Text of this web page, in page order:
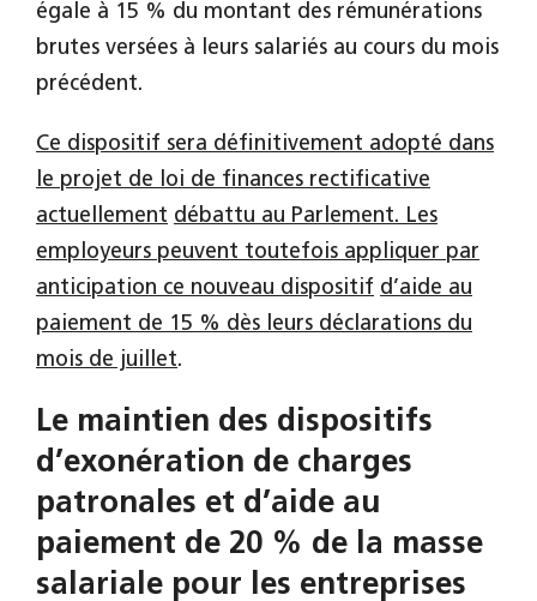
égale à 15 % du montant des rémunérations
brutes versées à leurs salariés au cours du mois
précédent.
Ce dispositif sera définitivement adopté dans
le projet de loi de finances rectificative
actuellement débattu au Parlement. Les
employeurs peuvent toutefois appliquer par
anticipation ce nouveau dispositif d’aide au
paiement de 15 % dès leurs déclarations du
mois de juillet.
Le maintien des dispositifs
d’exonération de charges
patronales et d’aide au
paiement de 20 % de la masse
salariale pour les entreprises